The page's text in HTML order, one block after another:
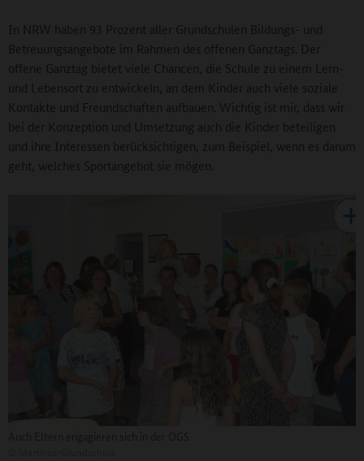
In NRW haben 93 Prozent aller Grundschulen Bildungs- und
Betreuungsangebote im Rahmen des offenen Ganztags. Der
offene Ganztag bietet viele Chancen, die Schule zu einem Lern-
und Lebensort zu entwickeln, an dem Kinder auch viele soziale
Kontakte und Freundschaften aufbauen. Wichtig ist mir, dass wir
bei der Konzeption und Umsetzung auch die Kinder beteiligen
und ihre Interessen berücksichtigen, zum Beispiel, wenn es darum
geht, welches Sportangebot sie mögen.